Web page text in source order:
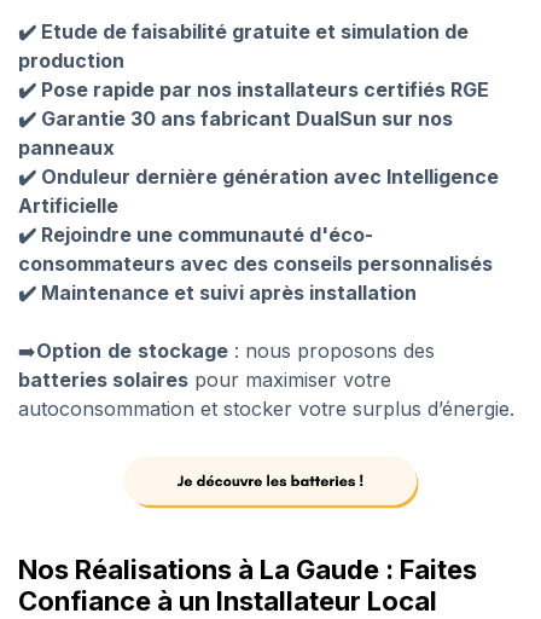
✔️ Etude de faisabilité gratuite et simulation de
production
✔️ Pose rapide par nos installateurs certifiés RGE
✔️ Garantie 30 ans fabricant DualSun sur nos
panneaux
✔️ Onduleur dernière génération avec Intelligence
Artificielle
✔️ Rejoindre une communauté d'éco-
consommateurs avec des conseils personnalisés
✔️ Maintenance et suivi après installation
➡️Option de stockage : nous proposons des
batteries solaires pour maximiser votre
autoconsommation et stocker votre surplus d’énergie.
Nos Réalisations à La Gaude : Faites
Confiance à un Installateur Local